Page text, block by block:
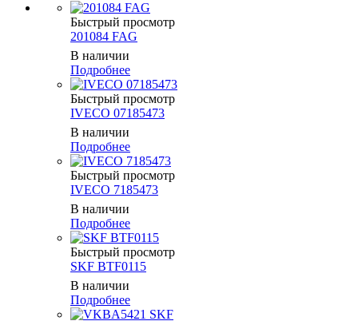
Быстрый просмотр
201084 FAG
В наличии
Подробнее
Быстрый просмотр
IVECO 07185473
В наличии
Подробнее
Быстрый просмотр
IVECO 7185473
В наличии
Подробнее
Быстрый просмотр
SKF BTF0115
В наличии
Подробнее